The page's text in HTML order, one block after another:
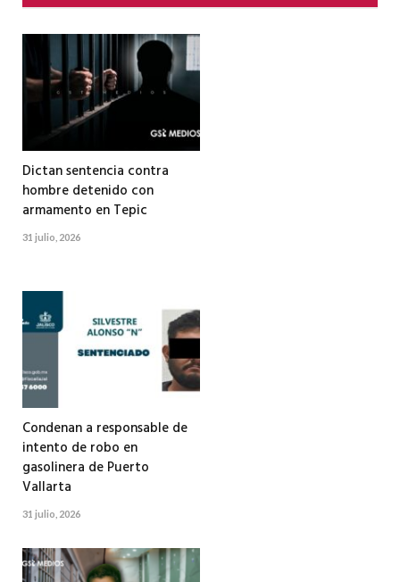
Dictan sentencia contra
hombre detenido con
armamento en Tepic
31 julio, 2026
Condenan a responsable de
intento de robo en
gasolinera de Puerto
Vallarta
31 julio, 2026